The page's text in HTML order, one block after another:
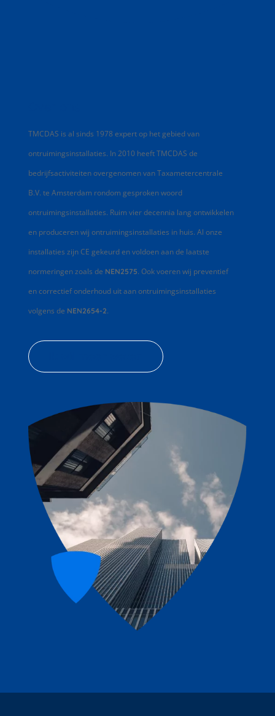
TMCDAS is al sinds 1978 expert op het gebied van
ontruimingsinstallaties. In 2010 heeft TMCDAS de
bedrijfsactiviteiten overgenomen van Taxametercentrale
B.V. te Amsterdam rondom gesproken woord
ontruimingsinstallaties. Ruim vier decennia lang ontwikkelen
en produceren wij ontruimingsinstallaties in huis. Al onze
installaties zijn CE gekeurd en voldoen aan de laatste
normeringen zoals de NEN2575. Ook voeren wij preventief
en correctief onderhoud uit aan ontruimingsinstallaties
volgens de NEN2654-2.